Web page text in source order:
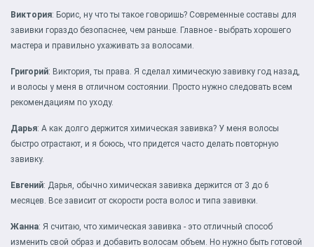
Виктория: Борис, ну что ты такое говоришь? Современные составы для
завивки гораздо безопаснее, чем раньше. Главное - выбрать хорошего
мастера и правильно ухаживать за волосами.
Григорий: Виктория, ты права. Я сделал химическую завивку год назад,
и волосы у меня в отличном состоянии. Просто нужно следовать всем
рекомендациям по уходу.
Дарья: А как долго держится химическая завивка? У меня волосы
быстро отрастают, и я боюсь, что придется часто делать повторную
завивку.
Евгений: Дарья, обычно химическая завивка держится от 3 до 6
месяцев. Все зависит от скорости роста волос и типа завивки.
Жанна: Я считаю, что химическая завивка - это отличный способ
изменить свой образ и добавить волосам объем. Но нужно быть готовой